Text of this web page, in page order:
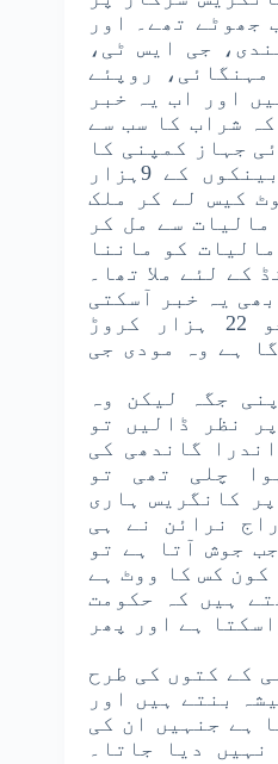
جھوٹے تھے۔ اور
جی ایس ٹی،
روپئے
اور اب یہ خبر
شراب کا سب سے
جہاز کمپنی کا
مالک وجے مالیہ جب بینکوں کے 9ہزار
روپئے اور 65 سوٹ کیس لے کر ملک
سے مل کر
کو ماننا
صرف 40 سیکنڈ کے لئے ملا تھا۔
یہ خبر آسکتی
ہے کہ نیرو مودی جو 22 ہزار کروڑ
ہے وہ مودی جی
جگہ لیکن وہ
نظر ڈالیں تو
گاندھی کی
چلی تھی تو
کانگریس ہاری
نرائن نے ہی
جوش آتا ہے تو
کون کس کا ووٹ ہے
ہیں کہ حکومت
ہے اور پھر
کے کتوں کی طرح
بنتے ہیں اور
ہے جنہیں ان کی
دیا جاتا۔